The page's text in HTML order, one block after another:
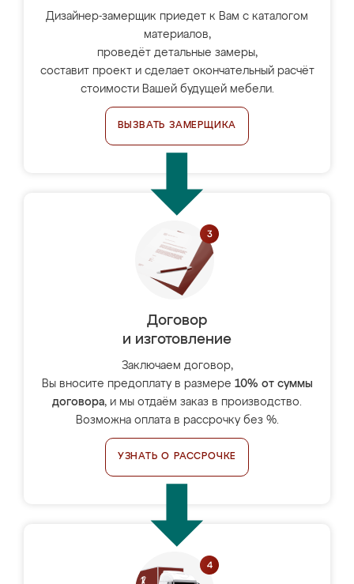
Дизайнер-замерщик приедет к Вам с каталогом
материалов,
проведёт детальные замеры,
составит проект и сделает окончательный расчёт
стоимости Вашей будущей мебели.
ВЫЗВАТЬ ЗАМЕРЩИКА
Договор
и изготовление
Заключаем договор,
Вы вносите предоплату в размере 10% от суммы
договора, и мы отдаём заказ в производство.
Возможна оплата в рассрочку без %.
УЗНАТЬ О РАССРОЧКЕ